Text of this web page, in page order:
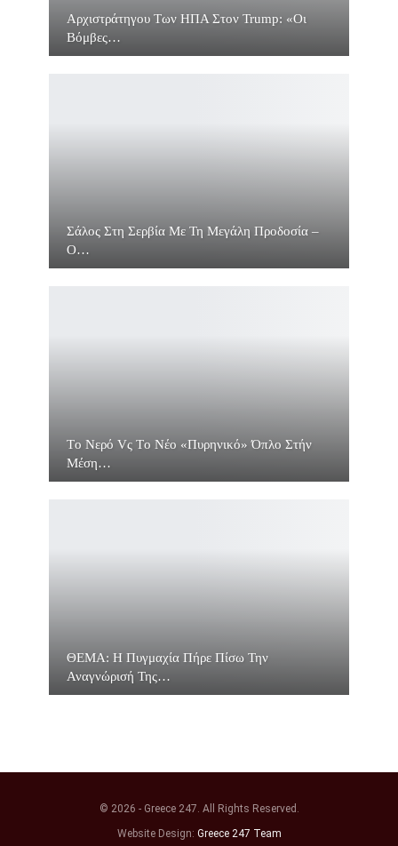
Αρχιστράτηγου Των ΗΠΑ Στον Trump: «Οι
Βόμβες…
Σάλος Στη Σερβία Με Τη Μεγάλη Προδοσία –
O…
Τo Νερό Vς Τo Νέο «πυρηνικό» Όπλο Στήν
Μέση…
ΘΕΜΑ: Η Πυγμαχία Πήρε Πίσω Την
Αναγνώρισή Της…
© 2026 - Greece 247. All Rights Reserved.
Website Design: Greece 247 Team